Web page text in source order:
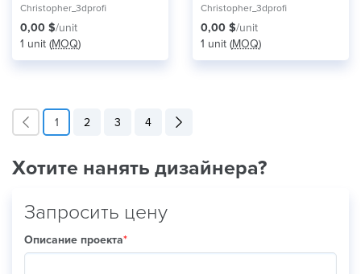
D&D or Warhammer 40k
Christopher_3dprofi
0,00 $/unit
1 unit (MOQ)
Warhammer Fantasy or
tabletop games.
Christopher_3dprofi
0,00 $/unit
1 unit (MOQ)
1 2 3 4
Хотите нанять дизайнера?
Запросить цену
Описание проекта*